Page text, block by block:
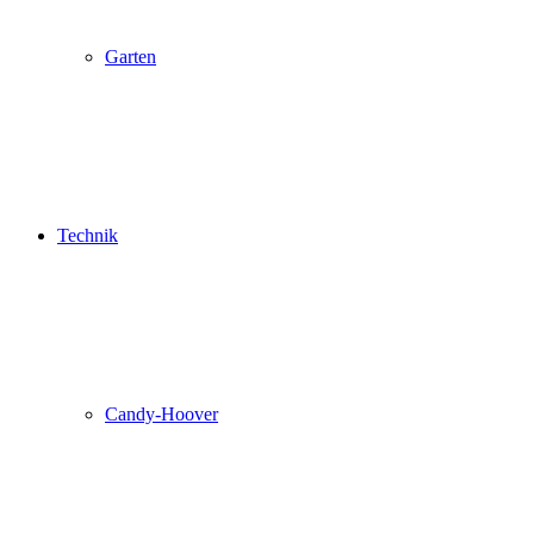
Garten
Technik
Candy-Hoover